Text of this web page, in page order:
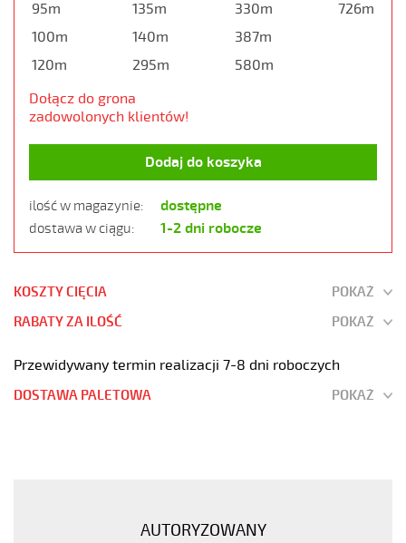
95m
100m
120m
135m
140m
295m
330m
387m
580m
726m
Dołącz do grona
zadowolonych klientów!
Dodaj do koszyka
ilość w magazynie: dostępne
dostawa w ciągu: 1-2 dni robocze
KOSZTY CIĘCIA
POKAŻ
RABATY ZA ILOŚĆ
POKAŻ
Przewidywany termin realizacji 7-8 dni roboczych
DOSTAWA PALETOWA POKAŻ
AUTORYZOWANY